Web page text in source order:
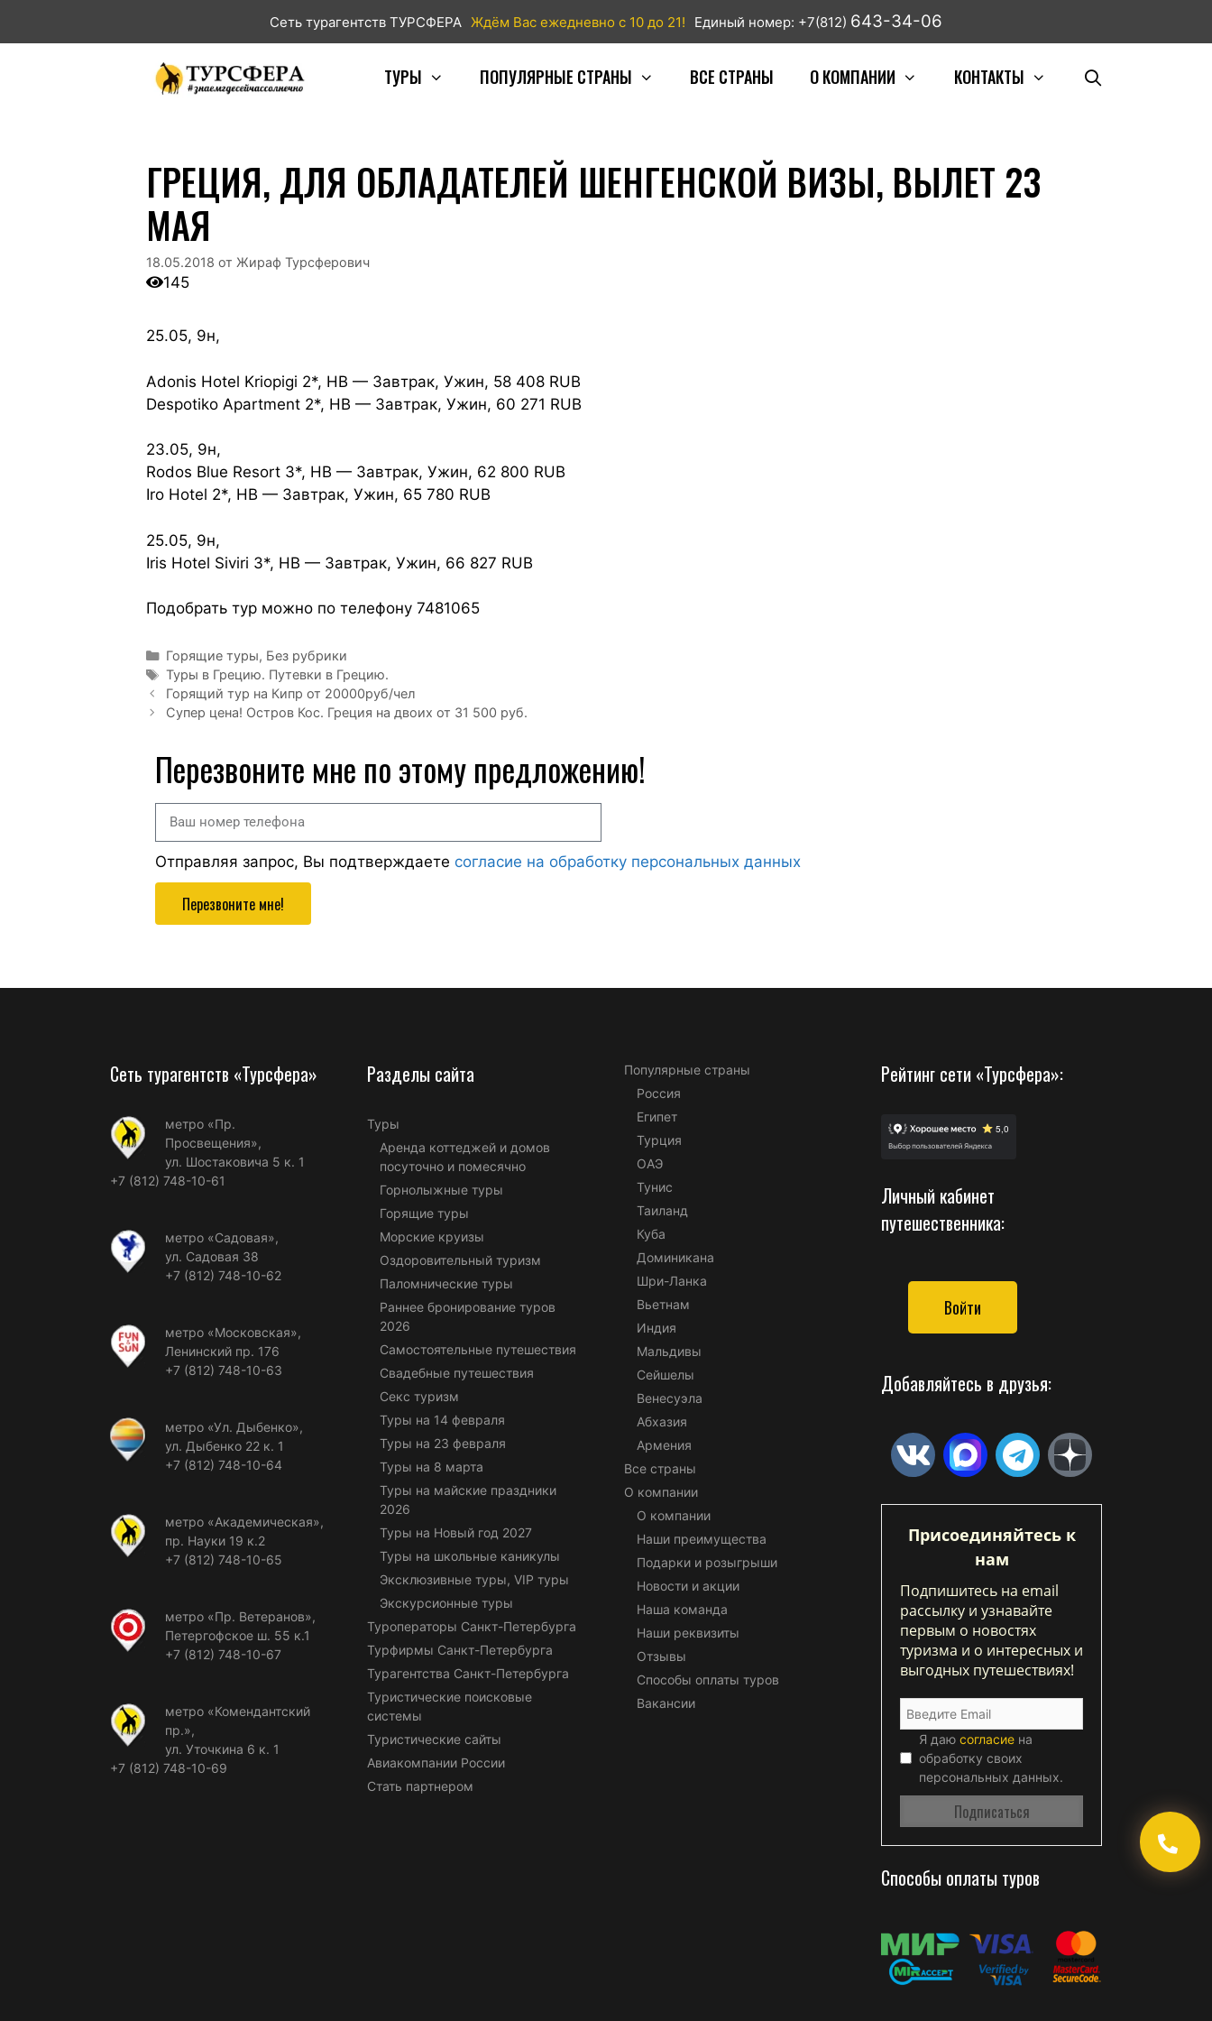
Сеть турагентств ТУРСФЕРА Ждём Вас ежедневно с 10 до 21! Единый номер: +7(812) 643-34-06
ТУРЫ ПОПУЛЯРНЫЕ СТРАНЫ ВСЕ СТРАНЫ О КОМПАНИИ КОНТАКТЫ
ГРЕЦИЯ, ДЛЯ ОБЛАДАТЕЛЕЙ ШЕНГЕНСКОЙ ВИЗЫ, ВЫЛЕТ 23
МАЯ
18.05.2018 от Жираф Турсферович
145
25.05, 9н,
Adonis Hotel Kriopigi 2*, HB — Завтрак, Ужин, 58 408 RUB
Despotiko Apartment 2*, HB — Завтрак, Ужин, 60 271 RUB
23.05, 9н,
Rodos Blue Resort 3*, HB — Завтрак, Ужин, 62 800 RUB
Iro Hotel 2*, HB — Завтрак, Ужин, 65 780 RUB
25.05, 9н,
Iris Hotel Siviri 3*, HB — Завтрак, Ужин, 66 827 RUB
Подобрать тур можно по телефону 7481065
Горящие туры, Без рубрики
Туры в Грецию. Путевки в Грецию.
Горящий тур на Кипр от 20000руб/чел
Супер цена! Остров Кос. Греция на двоих от 31 500 руб.
Перезвоните мне по этому предложению!
Отправляя запрос, Вы подтверждаете согласие на обработку персональных данных
Перезвоните мне!
Сеть турагентств «Турсфера»
метро «Пр.
Просвещения»,
ул. Шостаковича 5 к. 1
+7 (812) 748-10-61
метро «Садовая»,
ул. Садовая 38
+7 (812) 748-10-62
метро «Московская»,
Ленинский пр. 176
+7 (812) 748-10-63
метро «Ул. Дыбенко»,
ул. Дыбенко 22 к. 1
+7 (812) 748-10-64
метро «Академическая»,
пр. Науки 19 к.2
+7 (812) 748-10-65
метро «Пр. Ветеранов»,
Петергофское ш. 55 к.1
+7 (812) 748-10-67
метро «Комендантский
пр.»,
ул. Уточкина 6 к. 1
+7 (812) 748-10-69
Разделы сайта
Туры
Аренда коттеджей и домов
посуточно и помесячно
Горнолыжные туры
Горящие туры
Морские круизы
Оздоровительный туризм
Паломнические туры
Раннее бронирование туров
2026
Самостоятельные путешествия
Свадебные путешествия
Секс туризм
Туры на 14 февраля
Туры на 23 февраля
Туры на 8 марта
Туры на майские праздники
2026
Туры на Новый год 2027
Туры на школьные каникулы
Эксклюзивные туры, VIP туры
Экскурсионные туры
Туроператоры Санкт-Петербурга
Турфирмы Санкт-Петербурга
Турагентства Санкт-Петербурга
Туристические поисковые
системы
Туристические сайты
Авиакомпании России
Стать партнером
Популярные страны
Россия
Египет
Турция
ОАЭ
Тунис
Таиланд
Куба
Доминикана
Шри-Ланка
Вьетнам
Индия
Мальдивы
Сейшелы
Венесуэла
Абхазия
Армения
Все страны
О компании
О компании
Наши преимущества
Подарки и розыгрыши
Новости и акции
Наша команда
Наши реквизиты
Отзывы
Способы оплаты туров
Вакансии
Рейтинг сети «Турсфера»:
Личный кабинет
путешественника:
Войти
Добавляйтесь в друзья:
Присоединяйтесь к
нам
Подпишитесь на email
рассылку и узнавайте
первым о новостях
туризма и о интересных и
выгодных путешествиях!
Я даю согласие на
обработку своих
персональных данных.
Способы оплаты туров